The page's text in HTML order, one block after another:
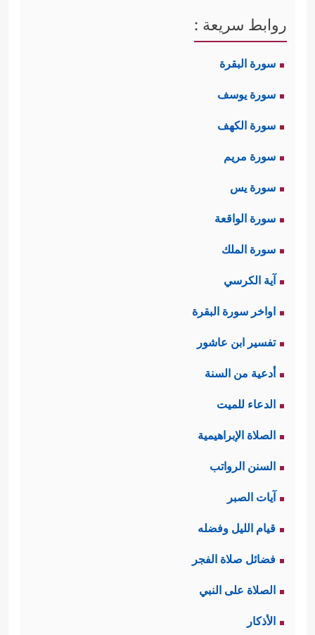
روابط سريعة :
سورة البقرة
سورة يوسف
سورة الكهف
سورة مريم
سورة يس
سورة الواقعة
سورة الملك
آية الكرسي
اواخر سورة البقرة
تفسير ابن عاشور
أدعية من السنة
الدعاء للميت
الصلاة الإبراهيمية
السنن الرواتب
آيات الصبر
قيام الليل وفضله
فضائل صلاة الفجر
الصلاة على النبي
الأذكار